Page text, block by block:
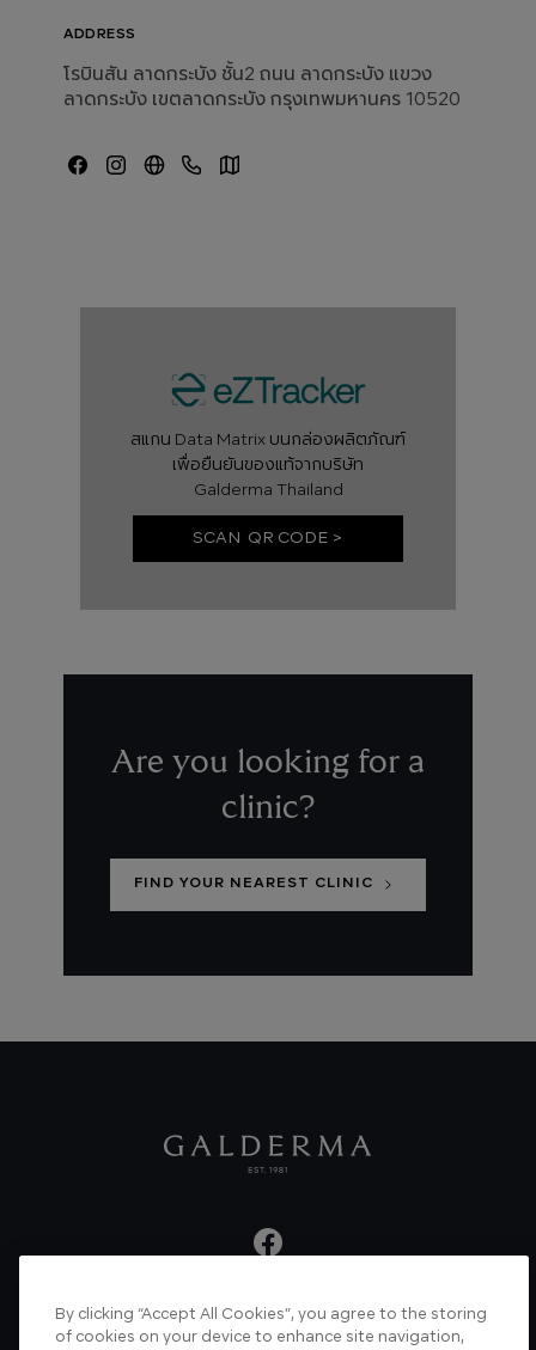
ADDRESS
โรบินสัน ลาดกระบัง ชั้น2 ถนน ลาดกระบัง แขวง
ลาดกระบัง เขตลาดกระบัง กรุงเทพมหานคร 10520
สแกน Data Matrix บนกล่องผลิตภัณฑ์
เพื่อยืนยันของแท้จากบริษัท
Galderma Thailand
SCAN QR CODE >
Are you looking for a
clinic?
FIND YOUR NEAREST CLINIC
About us Articles News Videos
By clicking “Accept All Cookies”, you agree to the storing
of cookies on your device to enhance site navigation,